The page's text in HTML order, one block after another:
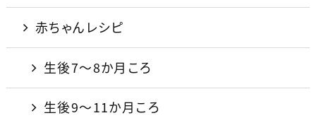
赤ちゃんレシピ
生後7〜8か月ころ
生後9〜11か月ころ